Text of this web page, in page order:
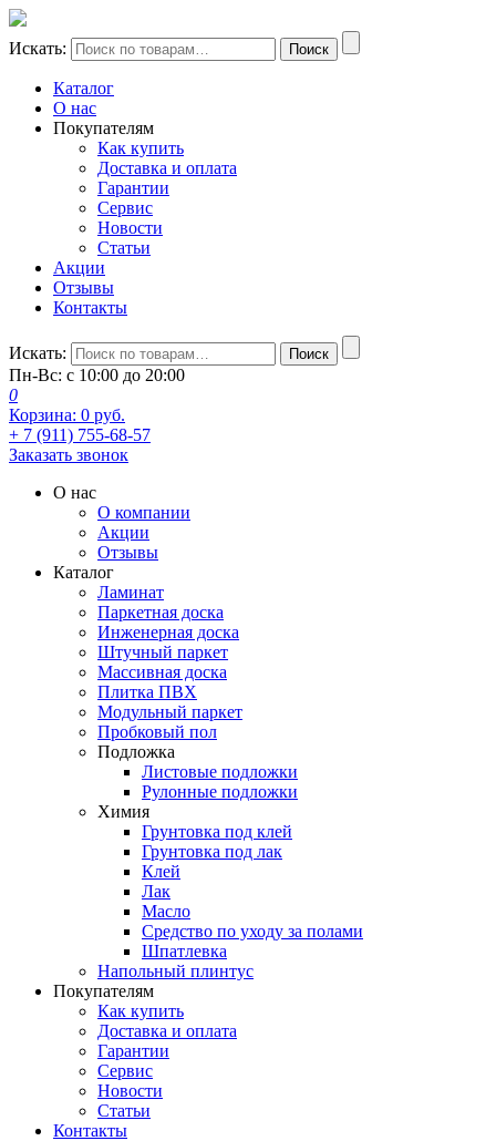
Искать: Поиск
Каталог
О нас
Покупателям
Как купить
Доставка и оплата
Гарантии
Сервис
Новости
Статьи
Акции
Отзывы
Контакты
Искать: Поиск
Пн-Вс: с 10:00 до 20:00
0
Корзина: 0 руб.
+ 7 (911) 755-68-57
Заказать звонок
О нас
О компании
Акции
Отзывы
Каталог
Ламинат
Паркетная доска
Инженерная доска
Штучный паркет
Массивная доска
Плитка ПВХ
Модульный паркет
Пробковый пол
Подложка
Листовые подложки
Рулонные подложки
Химия
Грунтовка под клей
Грунтовка под лак
Клей
Лак
Масло
Средство по уходу за полами
Шпатлевка
Напольный плинтус
Покупателям
Как купить
Доставка и оплата
Гарантии
Сервис
Новости
Статьи
Контакты